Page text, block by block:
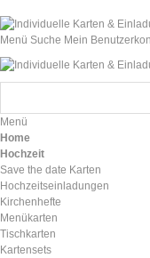
Menü Suche Mein
Menü
Home
Hochzeit
Save the date Karten
Hochzeitseinladungen
Kirchenhefte
Menükarten
Tischkarten
Kartensets